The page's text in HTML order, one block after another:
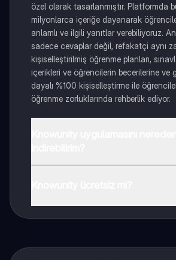
özel olarak tasarlanmıştır. Platformda
milyonlarca içeriğe dayanarak
anlamlı ve ilgili yanıtlar verebiliyoruz.
sadece cevaplar değil, refakatçi aynı
kişiselleştirilmiş öğrenme planları,
içerikleri ve öğrencilerin becerilerine ve
dayalı %100 kişiselleştirme ile
öğrenme zorluklarında rehberlik ediyor.